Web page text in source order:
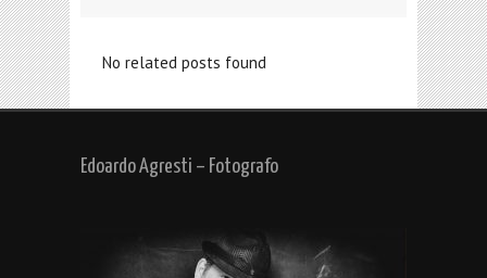
No related posts found
Edoardo Agresti – Fotografo